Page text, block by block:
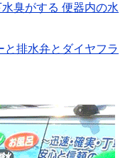
臭がする 便器内の水
と排水弁とダイヤフラ